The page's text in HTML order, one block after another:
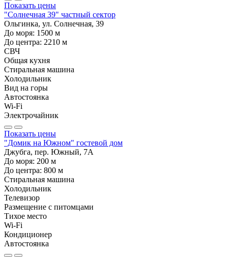
Показать цены
"Солнечная 39" частный сектор
Ольгинка, ул. Солнечная, 39
До моря: 1500 м
До центра: 2210 м
СВЧ
Общая кухня
Стиральная машина
Холодильник
Вид на горы
Автостоянка
Wi-Fi
Электрочайник
Показать цены
"Домик на Южном" гостевой дом
Джубга, пер. Южный, 7А
До моря: 200 м
До центра: 800 м
Стиральная машина
Холодильник
Телевизор
Размещение с питомцами
Тихое место
Wi-Fi
Кондиционер
Автостоянка